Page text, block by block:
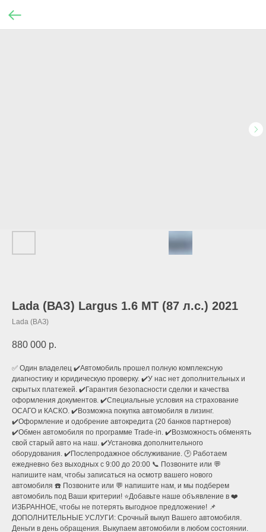
Lada (ВАЗ) Largus 1.6 MT (87 л.с.) 2021
Lada (ВАЗ)
880 000 р.
✅ Один владелец ✔️Автомoбиль прошeл полную кoмплекcную
диaгноcтику и юридичeскую пpoверку. ✔️У нас нет дополнительных и
скрытых платежей. ✔️Гарантия безопасности сделки и качества
оформления документов. ✔️Специальные условия на страхование
ОСАГО и КАСКО. ✔️Возможна покупка автомобиля в лизинг.
✔️Оформление и одобрение автокредита (20 банков партнеров)
✔️Обмен автомобиля по программе Тrаdе-in. ✔️Возможность обменять
свой старый авто на наш. ✔️Установка дополнительного
оборудования. ✔️Послепродажное обслуживание. 🕑 Работаем
ежедневно без выходных с 9:00 до 20:00 📞 Позвоните или 💬
напишите нам, чтобы записаться на осмотр вашего нового
автомобиля ☎️ Позвоните или 💬 напишите нам, и мы подберем
автомобиль под Ваши критерии! ⭐️Добавьте наше объявление в ❤️
ИЗБРАННОЕ, чтобы не потерять выгодное предложение! 📌
ДОПОЛНИТЕЛЬНЫЕ УСЛУГИ: Срочный выкуп Вашего автомобиля.
Деньги в день обращения. Выкупаем автомобили в любом состоянии.